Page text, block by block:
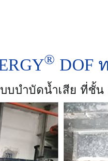
® DOF
บบำบัดน้ำเสีย ที่ชั้น